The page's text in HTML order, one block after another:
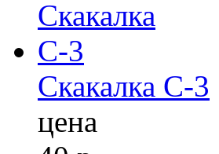
Скакалка С-3
цена